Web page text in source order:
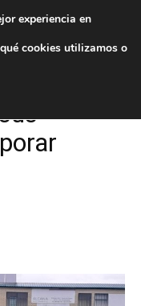
experiencia en
cookies utilizamos o